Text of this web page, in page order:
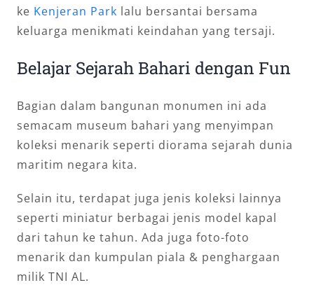
ke Kenjeran Park lalu bersantai bersama
keluarga menikmati keindahan yang tersaji.
Belajar Sejarah Bahari dengan Fun
Bagian dalam bangunan monumen ini ada
semacam museum bahari yang menyimpan
koleksi menarik seperti diorama sejarah dunia
maritim negara kita.
Selain itu, terdapat juga jenis koleksi lainnya
seperti miniatur berbagai jenis model kapal
dari tahun ke tahun. Ada juga foto-foto
menarik dan kumpulan piala & penghargaan
milik TNI AL.